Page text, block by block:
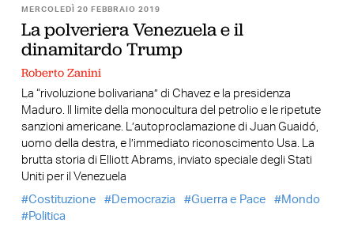
MERCOLEDÌ 20 FEBBRAIO 2019
La polveriera Venezuela e il
dinamitardo Trump
Roberto Zanini
La “rivoluzione bolivariana” di Chavez e la presidenza
Maduro. Il limite della monocultura del petrolio e le ripetute
sanzioni americane. L’autoproclamazione di Juan Guaidó,
uomo della destra, e l’immediato riconoscimento Usa. La
brutta storia di Elliott Abrams, inviato speciale degli Stati
Uniti per il Venezuela
Costituzione
Democrazia Guerra e Pace
Mondo
Politica